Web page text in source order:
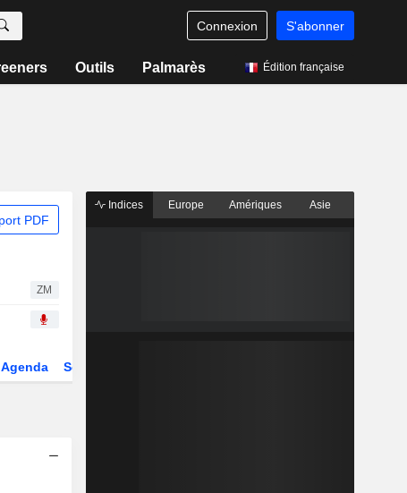
Connexion S'abonner
Outils Palmarès Édition française
PDF
ZM
Agenda Secteur
Indices Europe Amériques Asie